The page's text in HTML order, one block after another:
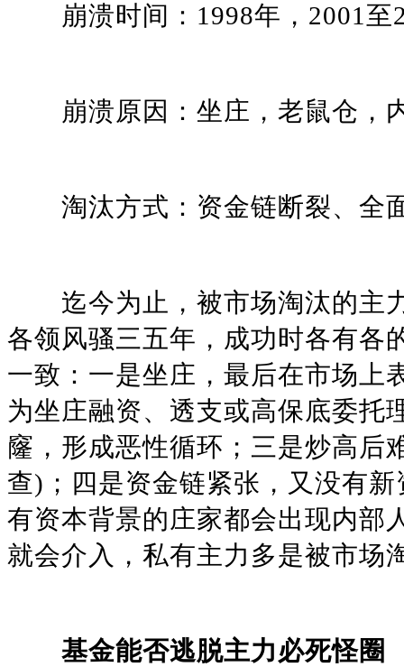
崩溃时间：1998年，2001至
崩溃原因：坐庄，老鼠仓，
淘汰方式：资金链断裂、全
迄今为止，被市场淘汰的主
各领风骚三五年，成功时各有各
一致：一是坐庄，最后在市场上
为坐庄融资、透支或高保底委托
窿，形成恶性循环；三是炒高后
查)；四是资金链紧张，又没有
有资本背景的庄家都会出现内部
就会介入，私有主力多是被市场
基金能否逃脱主力必死怪圈